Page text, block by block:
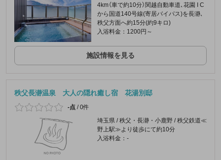
4km（車で約10分）関越自動車道､花園 I C
から国道140号線(寄居バイパス)を長瀞､
秩父方面へ約15分(約9キロ)
入浴料金：1200円～
施設情報を見る
秩父長瀞温泉 大人の隠れ癒し宿 花湯別邸
-点 /0件
埼玉県 / 秩父・長瀞・小鹿野 / 秩父鉄道≪
野上駅≫より徒歩にて約10分
入浴料金：-